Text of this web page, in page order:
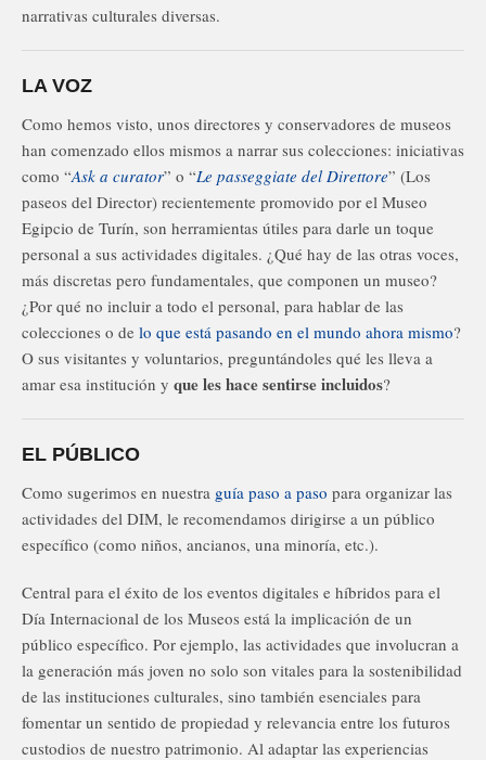
narrativas culturales diversas.
LA VOZ
Como hemos visto, unos directores y conservadores de museos
han comenzado ellos mismos a narrar sus colecciones: iniciativas
como “Ask a curator” o “Le passeggiate del Direttore” (Los
paseos del Director) recientemente promovido por el Museo
Egipcio de Turín, son herramientas útiles para darle un toque
personal a sus actividades digitales. ¿Qué hay de las otras voces,
más discretas pero fundamentales, que componen un museo?
¿Por qué no incluir a todo el personal, para hablar de las
colecciones o de lo que está pasando en el mundo ahora mismo?
O sus visitantes y voluntarios, preguntándoles qué les lleva a
amar esa institución y que les hace sentirse incluidos?
EL PÚBLICO
Como sugerimos en nuestra guía paso a paso para organizar las
actividades del DIM, le recomendamos dirigirse a un público
específico (como niños, ancianos, una minoría, etc.).
Central para el éxito de los eventos digitales e híbridos para el
Día Internacional de los Museos está la implicación de un
público específico. Por ejemplo, las actividades que involucran a
la generación más joven no solo son vitales para la sostenibilidad
de las instituciones culturales, sino también esenciales para
fomentar un sentido de propiedad y relevancia entre los futuros
custodios de nuestro patrimonio. Al adaptar las experiencias